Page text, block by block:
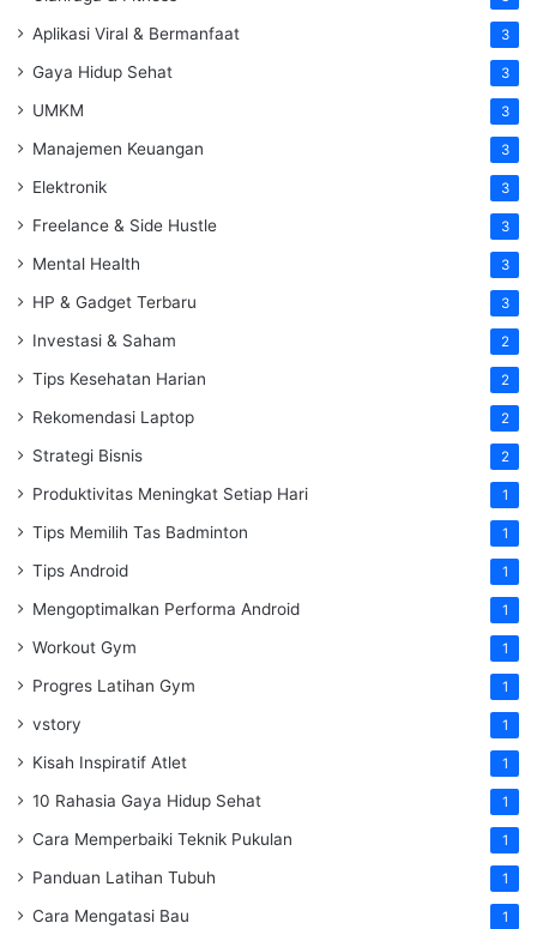
Aplikasi Viral & Bermanfaat 3
Gaya Hidup Sehat 3
UMKM 3
Manajemen Keuangan 3
Elektronik 3
Freelance & Side Hustle 3
Mental Health 3
HP & Gadget Terbaru 3
Investasi & Saham 2
Tips Kesehatan Harian 2
Rekomendasi Laptop 2
Strategi Bisnis 2
Produktivitas Meningkat Setiap Hari 1
Tips Memilih Tas Badminton 1
Tips Android 1
Mengoptimalkan Performa Android 1
Workout Gym 1
Progres Latihan Gym 1
vstory 1
Kisah Inspiratif Atlet 1
10 Rahasia Gaya Hidup Sehat 1
Cara Memperbaiki Teknik Pukulan 1
Panduan Latihan Tubuh 1
Cara Mengatasi Bau 1